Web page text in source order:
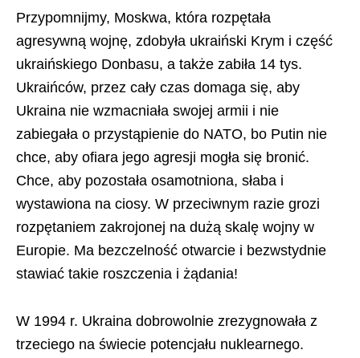
Przypomnijmy, Moskwa, która rozpętała
agresywną wojnę, zdobyła ukraiński Krym i część
ukraińskiego Donbasu, a także zabiła 14 tys.
Ukraińców, przez cały czas domaga się, aby
Ukraina nie wzmacniała swojej armii i nie
zabiegała o przystąpienie do NATO, bo Putin nie
chce, aby ofiara jego agresji mogła się bronić.
Chce, aby pozostała osamotniona, słaba i
wystawiona na ciosy. W przeciwnym razie grozi
rozpętaniem zakrojonej na dużą skalę wojny w
Europie. Ma bezczelność otwarcie i bezwstydnie
stawiać takie roszczenia i żądania!
W 1994 r. Ukraina dobrowolnie zrezygnowała z
trzeciego na świecie potencjału nuklearnego.